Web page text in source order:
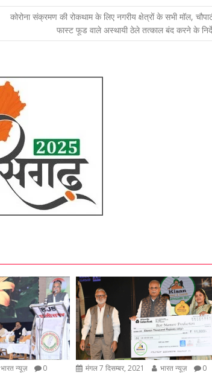
कोरोना संक्रमण की रोकथाम के लिए नगरीय क्षेत्रों के सभी मॉल,
फास्ट फूड वाले अस्थायी ठेले तत्काल बंद करने के
भारत न्यूज़ 0 मंगल 7 दिसम्बर, 2021 भारत न्यूज़ 0